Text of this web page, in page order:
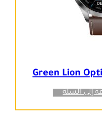
Green Lion
إلى السلة